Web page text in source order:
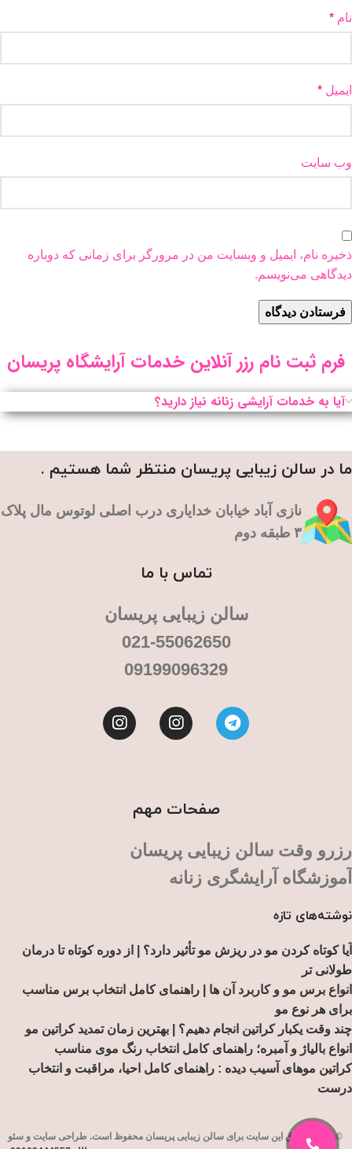
نام *
ایمیل *
وب‌ سایت
ذخیره نام، ایمیل و وبسایت من در مرورگر برای زمانی که دوباره
دیدگاهی می‌نویسم.
فرم ثبت نام رزر آنلاین خدمات آرایشگاه پریسان
آیا به خدمات آرایشی زنانه نیاز دارید؟
ما در سالن زیبایی پریسان منتظر شما هستیم .
نازی آباد خیابان خدایاری درب اصلی لوتوس مال پلاک
۳ طبقه دوم
تماس با ما
سالن زیبایی پریسان
021-55062650
09199096329
صفحات مهم
رزرو وقت سالن زیبایی پریسان
آموزشگاه آرایشگری زنانه
نوشته‌های تازه
آیا کوتاه کردن مو در ریزش مو تأثیر دارد؟ | از دوره کوتاه تا درمان
طولانی تر
انواع برس مو و کاربرد آن ها | راهنمای کامل انتخاب برس مناسب
برای هر نوع مو
چند وقت یکبار کراتین انجام دهیم؟ | بهترین زمان تمدید کراتین مو
انواع بالیاژ و آمبره؛ راهنمای کامل انتخاب رنگ موی مناسب
کراتین موهای آسیب دیده : راهنمای کامل احیا، مراقبت و انتخاب
درست
© تمامی حقوق این سایت برای سالن زیبایی پریسان محفوظ است. طراحی سایت و سئو